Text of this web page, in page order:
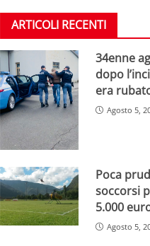
ARTICOLI RECENTI
34enne
dopo
era
Agosto 5,
Poca
soccorsi
5.000
Agosto 5,